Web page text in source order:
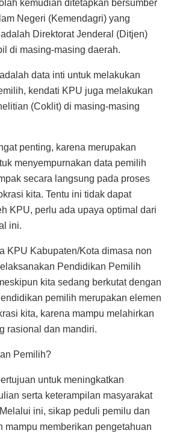
kemudian ditetapkan bersumber
Negeri (Kemendagri) yang
Direktorat Jenderal (Ditjen)
di masing-masing daerah.
data inti untuk melakukan
kendati KPU juga melakukan
(Coklit) di masing-masing
penting, karena merupakan
menyempurnakan data pemilih
secara langsung pada proses
kita. Tentu ini tidak dapat
KPU, perlu ada upaya optimal dari
ini.
KPU Kabupaten/Kota dimasa non
Pendidikan Pemilih
kita sedang berkutat dengan
pemilih merupakan elemen
kita, karena mampu melahirkan
rasional dan mandiri.
Pemilih?
untuk meningkatkan
serta keterampilan masyarakat
ini, sikap peduli pemilu dan
mampu memberikan pengetahuan